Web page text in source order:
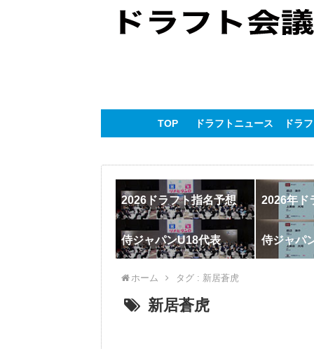
TOP ドラフトニュース ドラ
2026ドラフト指名予想 2026年ド
侍ジャパンU18代表 侍ジャパ
ホーム タグ : 新居蒼虎
新居蒼虎